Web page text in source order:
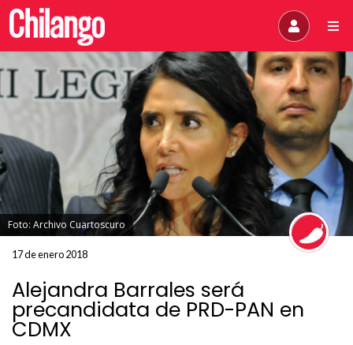
Foto: Archivo Cuartoscuro
17 de enero 2018
Alejandra Barrales será
precandidata de PRD-PAN en
CDMX